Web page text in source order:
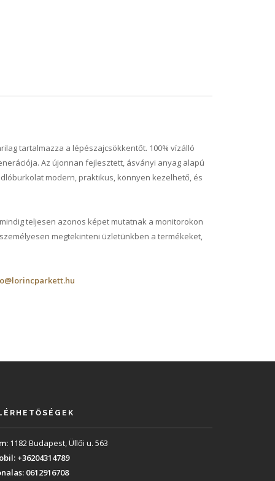
tartalmazza a lépészajcsökkentőt. 100% vízálló
Az újonnan fejlesztett, ásványi anyag alapú
modern, praktikus, könnyen kezelhető, és
teljesen azonos képet mutatnak a monitorokon
megtekinteni üzletünkben a termékeket,
1182 Budapest, Üllői u. 563
+36204314789
0612916708